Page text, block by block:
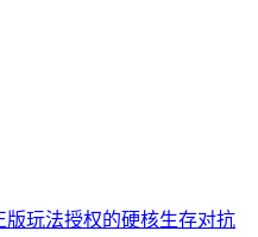
版玩法授权的硬核生存对抗